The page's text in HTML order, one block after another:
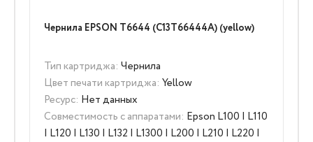
Чернила EPSON T6644 (C13T66444A) (yellow)
Тип картриджа: Чернила
Цвет печати картриджа: Yellow
Ресурс: Нет данных
Совместимость с аппаратами: Epson L100 | L110
| L120 | L130 | L132 | L1300 | L200 | L210 | L220 |